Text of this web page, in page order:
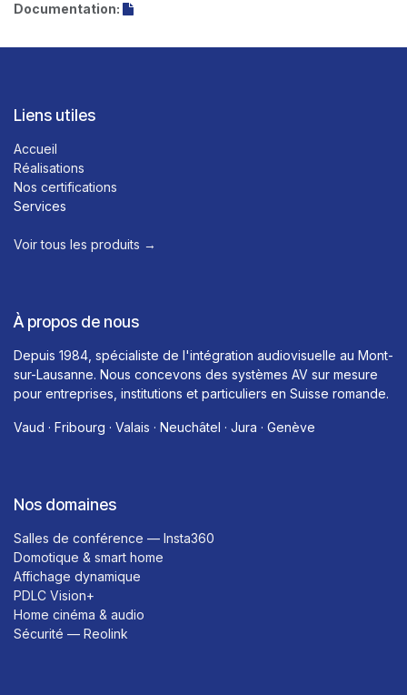
Documentation:
Liens utiles
Accueil
Réalisations
Nos certifications
Services
Voir tous les produits →​
À propos de nous
Depuis 1984, spécialiste de l'intégration audiovisuelle au Mont-
sur-Lausanne. Nous concevons des systèmes AV sur mesure
pour entreprises, institutions et particuliers en Suisse romande.
Vaud · Fribourg · Valais · Neuchâtel · Jura · Genève
Nos domaines
Salles de conférence — Insta360
Domotique & smart home
Affichage dynamique
PDLC Vision+
Home cinéma & audio
Sécurité — Reolink